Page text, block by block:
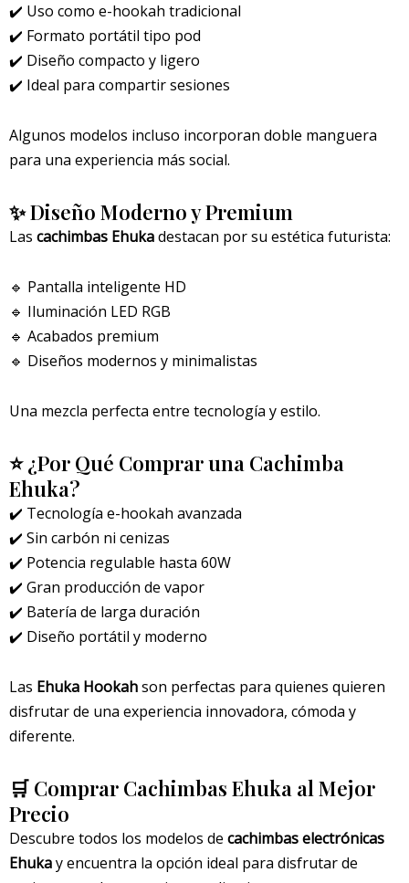
✔️ Uso como e-hookah tradicional
✔️ Formato portátil tipo pod
✔️ Diseño compacto y ligero
✔️ Ideal para compartir sesiones
Algunos modelos incluso incorporan doble manguera
para una experiencia más social.
✨ Diseño Moderno y Premium
Las cachimbas Ehukadestacan por su estética futurista:
🔹 Pantalla inteligente HD
🔹 Iluminación LED RGB
🔹 Acabados premium
🔹 Diseños modernos y minimalistas
Una mezcla perfecta entre tecnología y estilo.
⭐ ¿Por Qué Comprar una Cachimba
Ehuka?
✔️ Tecnología e-hookah avanzada
✔️ Sin carbón ni cenizas
✔️ Potencia regulable hasta 60W
✔️ Gran producción de vapor
✔️ Batería de larga duración
✔️ Diseño portátil y moderno
Las Ehuka Hookahson perfectas para quienes quieren
disfrutar de una experiencia innovadora, cómoda y
diferente.
🛒 Comprar Cachimbas Ehuka al Mejor
Precio
Descubre todos los modelos de cachimbas electrónicas
Ehukay encuentra la opción ideal para disfrutar de